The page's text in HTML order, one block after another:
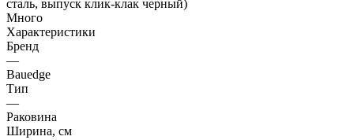
Много
Характеристики
Бренд
—
Bauedge
Тип
—
Раковина
Ширина, см